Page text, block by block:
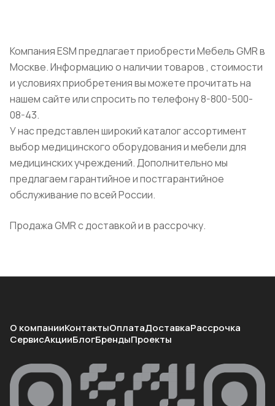
Компания ESM предлагает приобрести Мебель GMR в
Москве. Информацию о наличии товаров , стоимости
и условиях приобретения вы можете прочитать на
нашем сайте или спросить по телефону 8-800-500-
08-43.
У нас представлен широкий каталог ассортимент
выбор медицинского оборудования и мебели для
медицинских учреждений. Дополнительно мы
предлагаем гарантийное и постгарантийное
обслуживание по всей России.
Продажа GMR с доставкой и в рассрочку.
О компанииКонтактыОплатаДоставкаРассрочка
СервисАкцииБлогБрендыПроекты